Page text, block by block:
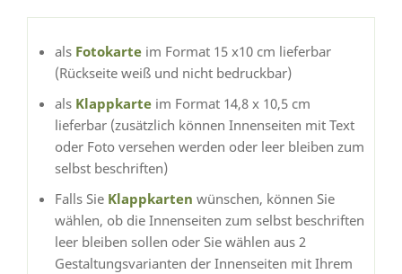
als Fotokarte im Format 15 x10 cm lieferbar
(Rückseite weiß und nicht bedruckbar)
als Klappkarte im Format 14,8 x 10,5 cm
lieferbar (zusätzlich können Innenseiten mit Text
oder Foto versehen werden oder leer bleiben zum
selbst beschriften)
Falls Sie Klappkarten wünschen, können Sie
wählen, ob die Innenseiten zum selbst beschriften
leer bleiben sollen oder Sie wählen aus 2
Gestaltungsvarianten der Innenseiten mit Ihrem